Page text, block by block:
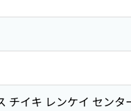
チイキ レンケイ センタ